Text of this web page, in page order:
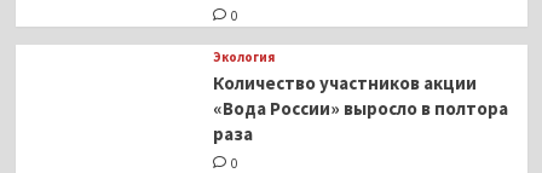
0
Экология
Количество участников акции
«Вода России» выросло в полтора
раза
0